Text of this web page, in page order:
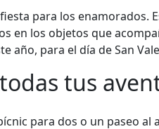
para los
en los objetos que
año, para el día de San
tus
para dos o un paseo